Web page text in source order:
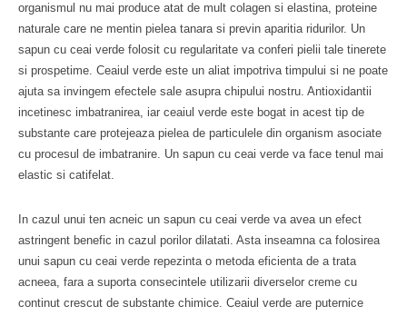
organismul nu mai produce atat de mult colagen si elastina, proteine
naturale care ne mentin pielea tanara si previn aparitia ridurilor. Un
sapun cu ceai verde folosit cu regularitate va conferi pielii tale tinerete
si prospetime. Ceaiul verde este un aliat impotriva timpului si ne poate
ajuta sa invingem efectele sale asupra chipului nostru. Antioxidantii
incetinesc imbatranirea, iar ceaiul verde este bogat in acest tip de
substante care protejeaza pielea de particulele din organism asociate
cu procesul de imbatranire. Un sapun cu ceai verde va face tenul mai
elastic si catifelat.
In cazul unui ten acneic un sapun cu ceai verde va avea un efect
astringent benefic in cazul porilor dilatati. Asta inseamna ca folosirea
unui sapun cu ceai verde repezinta o metoda eficienta de a trata
acneea, fara a suporta consecintele utilizarii diverselor creme cu
continut crescut de substante chimice. Ceaiul verde are puternice